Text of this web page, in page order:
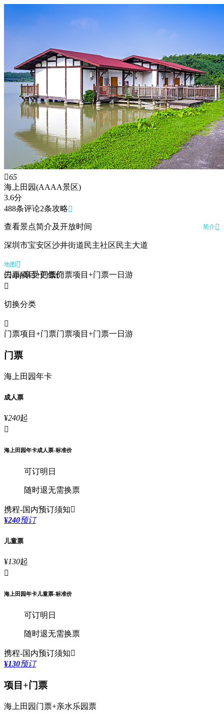
65
海上田园(AAAA景区)
3.6分
488条评论2条攻略
查看景点简介及开放时间 简介
深圳市宝安区沙井街道民主社区民主大道
地图 
去app享受更低价
门票项目+门票门票项目+门票一日游

切换分类

门票项目+门票门票项目+门票一日游
门票
海上田园年卡
成人票
¥240起

海上田园年卡成人票-标准价
可订明日
随时退无需换票
携程-国内预订须知
¥240预订
儿童票
¥130起

海上田园年卡儿童票-标准价
可订明日
随时退无需换票
携程-国内预订须知
¥130预订
项目+门票
海上田园门票+亲水乐园票